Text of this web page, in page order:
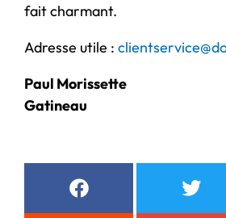
fait charmant.
Adresse utile :
Paul Morissette
Gatineau